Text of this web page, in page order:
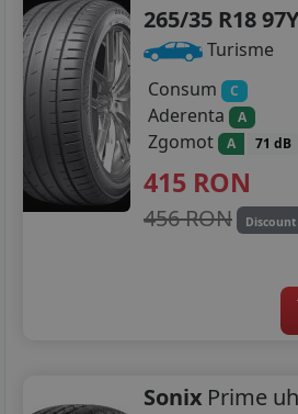
265/35 R18
Turisme
Consum
C
Aderenta A
Zgomot A 71 dB
415 RON
456 RON Discount
Sonix Prime